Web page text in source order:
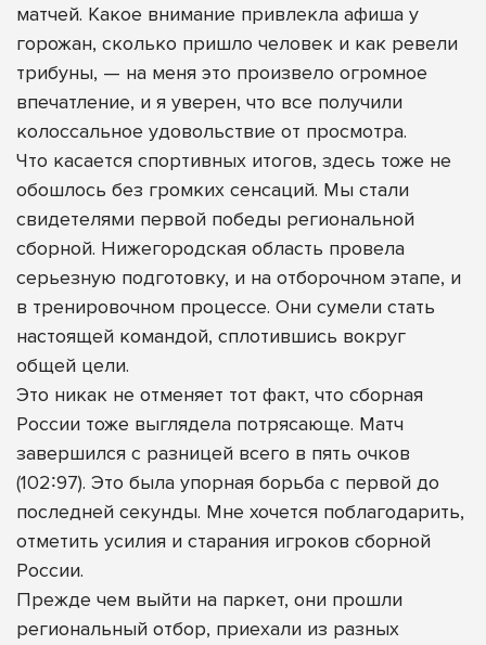
матчей. Какое внимание привлекла афиша у
горожан, сколько пришло человек и как ревели
трибуны, — на меня это произвело огромное
впечатление, и я уверен, что все получили
колоссальное удовольствие от просмотра.
Что касается спортивных итогов, здесь тоже не
обошлось без громких сенсаций. Мы стали
свидетелями первой победы региональной
сборной. Нижегородская область провела
серьезную подготовку, и на отборочном этапе, и
в тренировочном процессе. Они сумели стать
настоящей командой, сплотившись вокруг
общей цели.
Это никак не отменяет тот факт, что сборная
России тоже выглядела потрясающе. Матч
завершился с разницей всего в пять очков
(102∶97). Это была упорная борьба с первой до
последней секунды. Мне хочется поблагодарить,
отметить усилия и старания игроков сборной
России.
Прежде чем выйти на паркет, они прошли
региональный отбор, приехали из разных